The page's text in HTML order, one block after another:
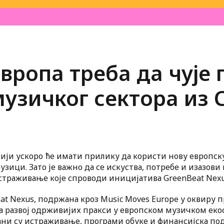
треба да чује
сектора из
ускоро ће имати прилику да користи нову
Зато је важно да се искуства, потребе и
које спроводи иницијатива GreenBeat
Nexus, подржана кроз Music Moves Europe у оквиру
развој одрживијих пракси у европском музичком
су истраживање, програми обуке и финансијска